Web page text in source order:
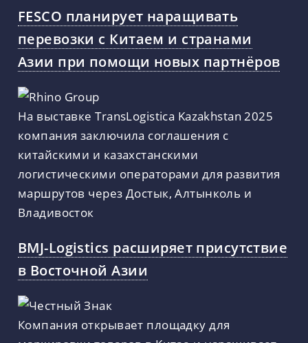
FESCO планирует наращивать
перевозки с Китаем и странами
Азии при помощи новых партнёров
На выставке TransLogistica Kazakhstan 2025
компания заключила соглашения с
китайскими и казахстанскими
логистическими операторами для развития
маршрутов через Достык, Алтынколь и
Владивосток
BMJ-Logistics расширяет присутствие
в Восточной Азии
Компания открывает площадку для